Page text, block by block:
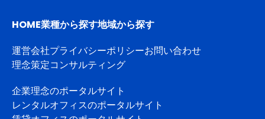
HOME業種から探す地域から探す
運営会社プライバシーポリシーお問い合わせ
理念策定コンサルティング
企業理念のポータルサイト
レンタルオフィスのポータルサイト